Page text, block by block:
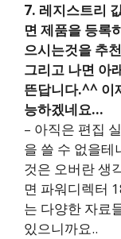
7. 레지스트리
면 제품을 등록
으시는것을 추
그리고 나면 아
뜬답니다.^^ 이
능하겠네요…
– 아직은 편집
을 쓸 수 없을테
것은 오버란 생
면 파워디렉터
는 다양한 자료
있으니까요..